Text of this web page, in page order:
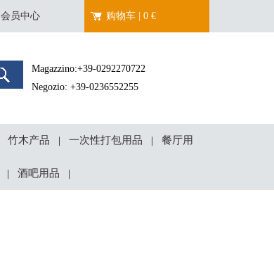
会员中心 购物车 | 0 €
Magazzino:+39-0292270722
Negozio: +39-0236552255
竹木产品 一次性打包用品 餐厅用
酒吧用品